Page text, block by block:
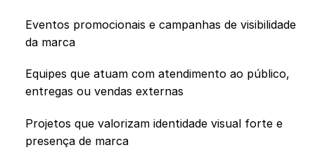
Eventos promocionais e campanhas de visibilidade
da marca
Equipes que atuam com atendimento ao público,
entregas ou vendas externas
Projetos que valorizam identidade visual forte e
presença de marca